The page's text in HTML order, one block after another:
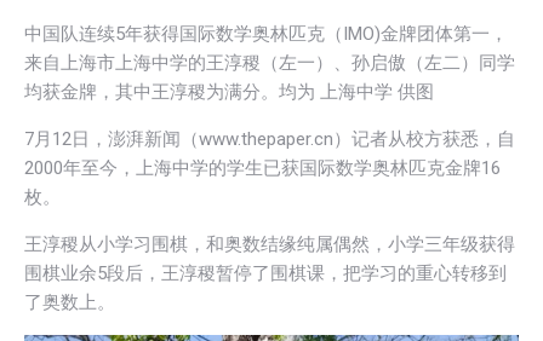
中国队连续5年获得国际数学奥林匹克（IMO)金牌团体第一，
来自上海市上海中学的王淳稷（左一）、孙启傲（左二）同学
均获金牌，其中王淳稷为满分。均为 上海中学 供图
7月12日，澎湃新闻（www.thepaper.cn）记者从校方获悉，自
2000年至今，上海中学的学生已获国际数学奥林匹克金牌16
枚。
王淳稷从小学习围棋，和奥数结缘纯属偶然，小学三年级获得
围棋业余5段后，王淳稷暂停了围棋课，把学习的重心转移到
了奥数上。